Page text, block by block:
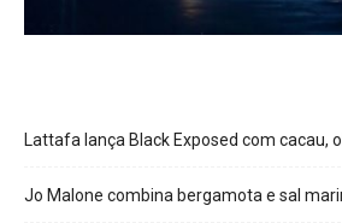
Lattafa lança Black Exposed com cacau,
Jo Malone combina bergamota e sal